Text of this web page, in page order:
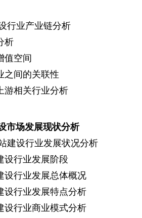
行业产业链分析
析
值空间
之间的关联性
游相关行业分析
市场发展现状分析
建设行业发展状况分析
设行业发展阶段
设行业发展总体概况
设行业发展特点分析
设行业商业模式分析